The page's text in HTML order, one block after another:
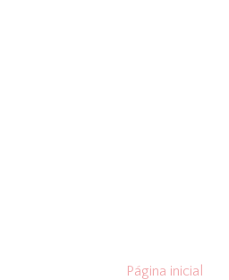
Página inicial